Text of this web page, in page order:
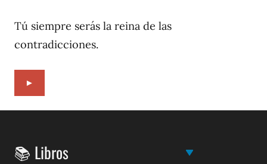
2022
Tú siempre serás la reina de las
contradicciones.
►